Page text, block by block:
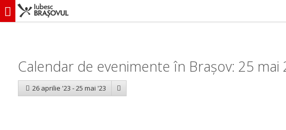
iubescbraşovul.ro
Calendar de evenimente în Brașov: 25 mai
26 aprilie '23 - 25 mai '23